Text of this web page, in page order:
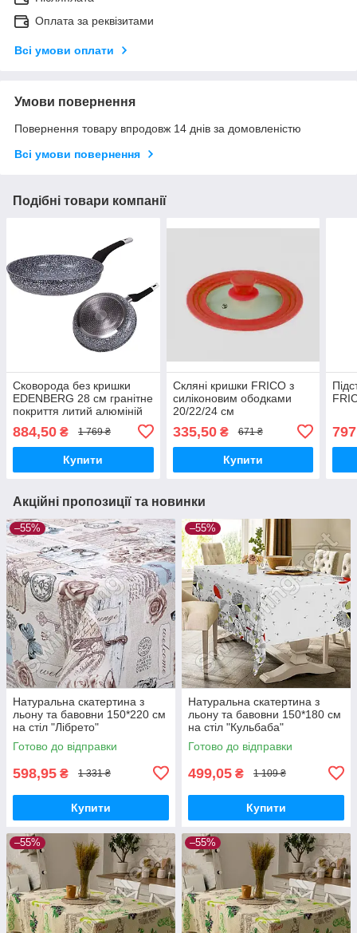
Оплата за реквізитами
Всі умови оплати
Умови повернення
Повернення товару впродовж 14 днів за домовленістю
Всі умови повернення
Подібні товари компанії
Сковорода без кришки
EDENBERG 28 см гранітне
покриття литий алюміній
884,50 ₴ 1 769 ₴
Купити
Скляні кришки FRICO з
силіконовим ободками
20/22/24 см
335,50₴ 671 ₴
Купити
Акційні пропозиції та новинки
–55%
Натуральна скатертина з
льону та бавовни 150*220 см
на стіл "Лібрето"
Готово до відправки
598,95 ₴ 1 331 ₴
Купити
–55%
Натуральна скатертина з
льону та бавовни 150*180 см
на стіл "Кульбаба"
Готово до відправки
499,05 ₴ 1 109 ₴
Купити
–55% –55%